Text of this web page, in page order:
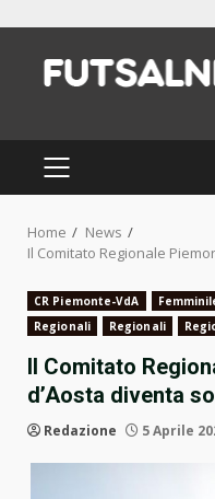
content
PRIMARY
MENU
Home
News
Il Comitato Regionale
CR Piemonte-VdA
Regionali
Regionali
Il Comitato
d’Aosta diventa
Redazione 5 Aprile